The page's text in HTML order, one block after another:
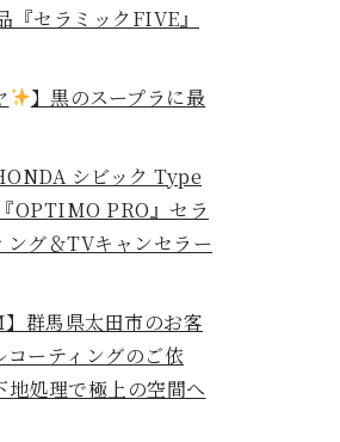
セラミックFIVE』
】黒のスープラに最
シビック Type
OPTIMO PRO』セラ
ング＆TVキャンセラー
】群馬県太田市のお客
ーティングのご依
地処理で極上の空間へ